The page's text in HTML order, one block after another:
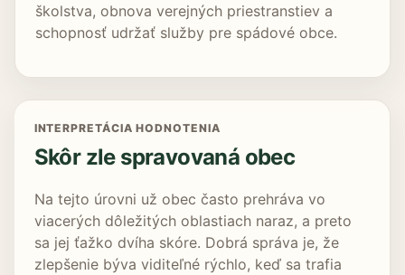
školstva, obnova verejných priestranstiev a
schopnosť udržať služby pre spádové obce.
INTERPRETÁCIA HODNOTENIA
Skôr zle spravovaná obec
Na tejto úrovni už obec často prehráva vo
viacerých dôležitých oblastiach naraz, a preto
sa jej ťažko dvíha skóre. Dobrá správa je, že
zlepšenie býva viditeľné rýchlo, keď sa trafia